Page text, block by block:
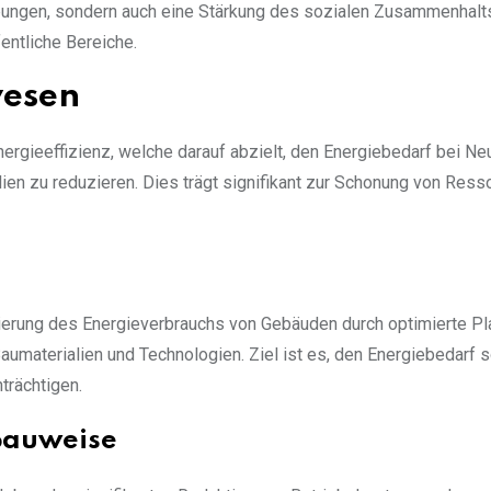
sondern auch eine Stärkung des sozialen
Bereiche.
welche darauf abzielt, den Energiebedarf bei
zu reduzieren. Dies trägt signifikant zur Schonung von
des Energieverbrauchs von Gebäuden durch optimierte
und Technologien. Ziel ist es, den Energiebedarf